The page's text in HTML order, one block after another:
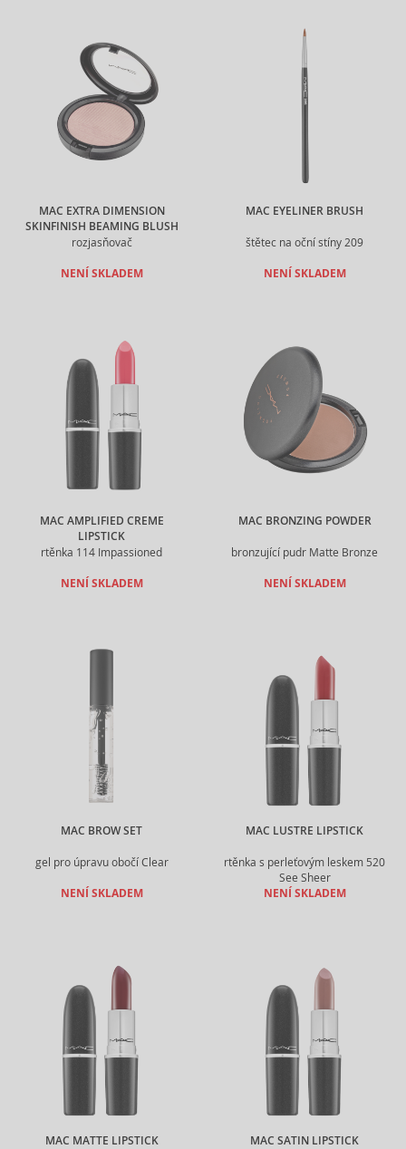
MAC EXTRA DIMENSION
SKINFINISH BEAMING BLUSH
rozjasňovač
NENÍ SKLADEM
MAC EYELINER BRUSH
štětec na oční stíny 209
NENÍ SKLADEM
MAC AMPLIFIED CREME
LIPSTICK
rtěnka 114 Impassioned
NENÍ SKLADEM
MAC BRONZING POWDER
bronzující pudr Matte Bronze
NENÍ SKLADEM
MAC BROW SET
gel pro úpravu obočí Clear
NENÍ SKLADEM
MAC LUSTRE LIPSTICK
rtěnka s perleťovým leskem 520
See Sheer
NENÍ SKLADEM
MAC MATTE LIPSTICK MAC SATIN LIPSTICK